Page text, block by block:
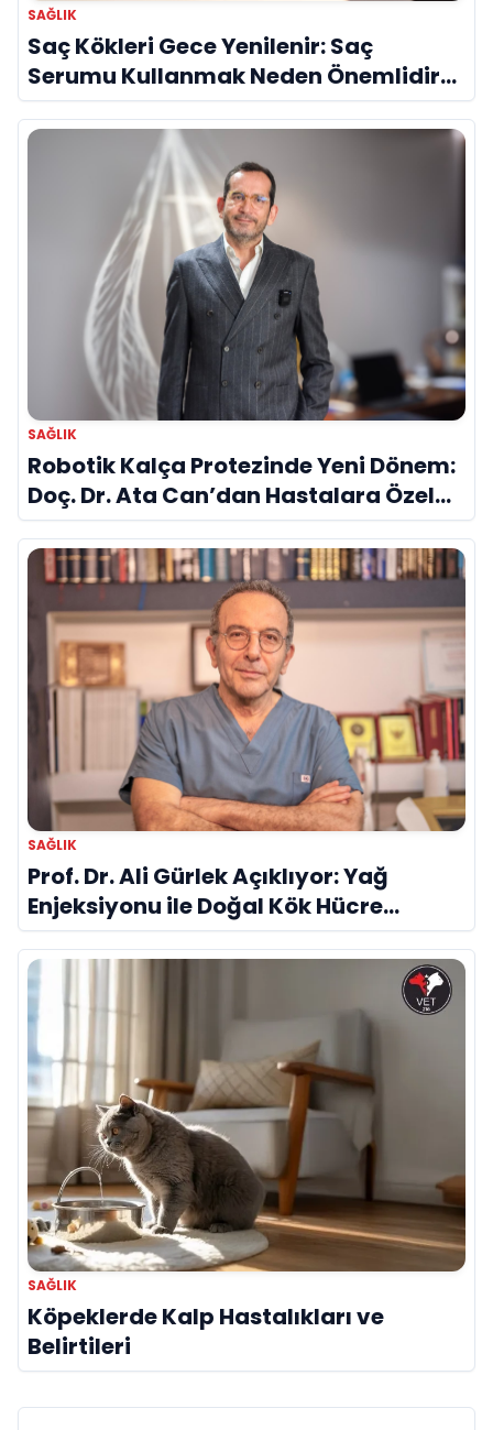
SAĞLIK
Saç Kökleri Gece Yenilenir: Saç
Serumu Kullanmak Neden Önemlidir?
Evrim Bayraktar Anlatıyor
SAĞLIK
Robotik Kalça Protezinde Yeni Dönem:
Doç. Dr. Ata Can’dan Hastalara Özel
Cerrahi Planlama
SAĞLIK
Prof. Dr. Ali Gürlek Açıklıyor: Yağ
Enjeksiyonu ile Doğal Kök Hücre
Tedavisi
SAĞLIK
Köpeklerde Kalp Hastalıkları ve
Belirtileri